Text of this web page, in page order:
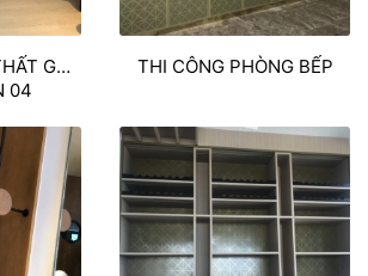
GỖ
04
THI CÔNG PHÒNG BẾP